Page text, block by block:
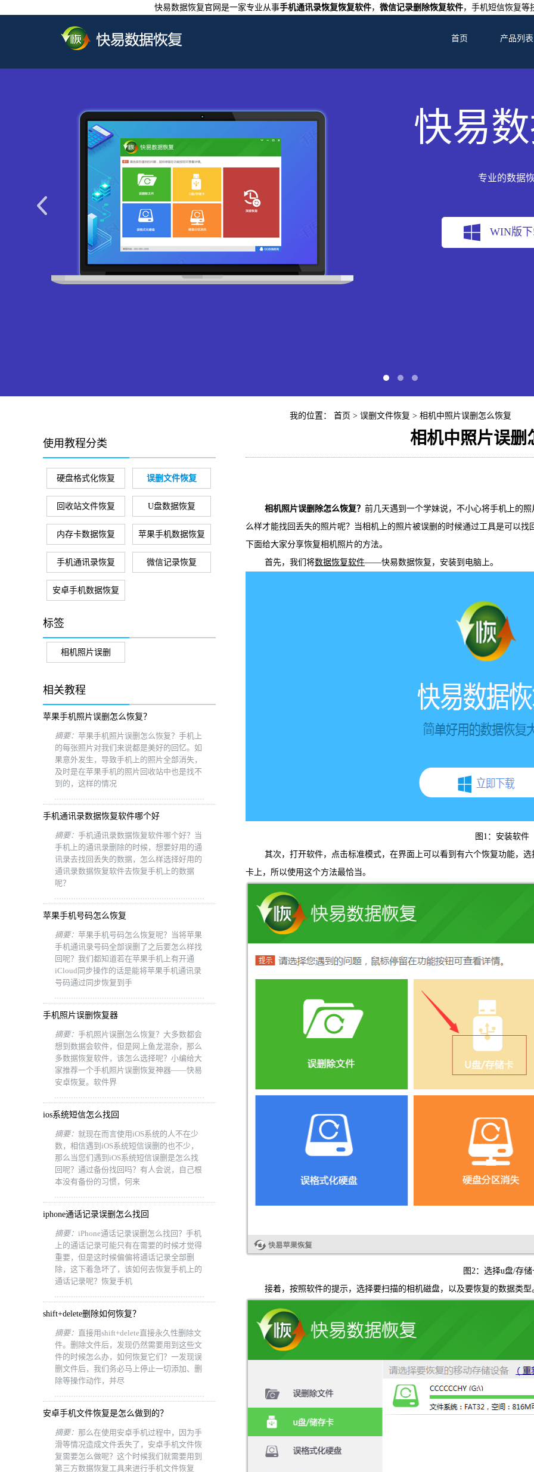
快易数据恢复官网是一家专业从事手机通讯录恢复恢复软件， 微信记录删除恢复软件，手机短信恢复等
首页 产品列表
快易
专业的数据
WIN版
快易
WIN版下
快易
可恢复微
WIN版下
我的位置： 首页 > 误删文件恢复 > 相机中照片误删怎么恢复
使用教程分类
硬盘格式化恢复 误删文件恢复
回收站文件恢复 U盘数据恢复
内存卡数据恢复 苹果手机数据恢复
手机通讯录恢复 微信记录恢复
安卓手机数据恢复
标签
相机照片误删
相关教程
苹果手机照片误删怎么恢复？
摘要： 苹果手机照片误删怎么恢复？手机上
的每张照片对我们来说都是美好的回忆。如
果意外发生，导致手机上的照片全部消失，
及时是在苹果手机的照片回收站中也是找不
到的，这样的情况
手机通讯录数据恢复软件哪个好
摘要： 手机通讯录数据恢复软件哪个好？当
手机上的通讯录删除的时候，想要好用的通
讯录去找回丢失的数据，怎么样选择好用的
通讯录数据恢复软件去恢复手机上的数据
呢？
苹果手机号码怎么恢复
摘要： 苹果手机号码怎么恢复呢？当将苹果
手机通讯录号码全部误删了之后要怎么样找
回呢？我们都知道若在苹果手机上有开通
iCloud同步操作的话是能将苹果手机通讯录
号码通过同步恢复到手
手机照片误删恢复器
摘要： 手机照片误删怎么恢复？大多数都会
想到数据会软件，但是网上鱼龙混杂，那么
多数据恢复软件，该怎么选择呢？小编给大
家推荐一个手机照片误删恢复神器——快易
安卓恢复。软件界
ios系统短信怎么找回
摘要： 就现在而言使用iOS系统的人不在少
数，相信遇到iOS系统短信误删的也不少，
那么当您们遇到iOS系统短信误删是怎么找
回呢？通过备份找回吗？有人会说，自己根
本没有备份的习惯，何来
iphone通话记录误删怎么找回
摘要： iPhone通话记录误删怎么找回？手机
上的通话记录可能只有在需要的时候才觉得
重要，但是这时候偏偏将通话记录全部删
除，这下着急坏了，该如何去恢复手机上的
通话记录呢？恢复手机
shift+delete删除如何恢复？
摘要： 直接用shift+delete直接永久性删除文
件。删除文件后，发现仍然需要用到这些文
件的时候怎么办，如何恢复它们？一发现误
删文件后，我们务必马上停止一切添加、删
除等操作动作，并尽
安卓手机文件恢复是怎么做到的？
摘要： 那么在使用安卓手机过程中，因为手
滑等情况造成文件丢失了，安卓手机文件恢
复需要怎么做呢？这个时候我们就需要用到
第三方数据恢复工具来进行手机文件恢复
相机中照片误删
相机照片误删除怎么恢复？ 前几天遇到一个学妹说，不小心将手机上的
么样才能找回丢失的照片呢？当相机上的照片被误删的时候通过工具是可以
下面给大家分享恢复相机照片的方法。
首先，我们将数据恢复软件——快易数据恢复，安装到电脑上。
图1：安装软件
其次，打开软件，点击标准模式，在界面上可以看到有六个恢复功能，选
卡上，所以使用这个方法最恰当。
图2：选择u盘/存储
接着，按照软件的提示，选择要扫描的相机磁盘，以及要恢复的数据类型